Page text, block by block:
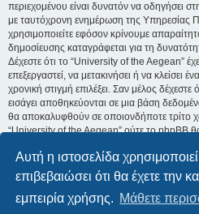
Αυτή η ιστοσελίδα
επιβεβαιώσει ότι θα έχετε την
εμπειρία χρήσης. Μάθετε
περιεχομένου είναι δυνατόν να οδηγήσει
με ταυτόχρονη ενημέρωση της Υπηρεσίας
χρησιμοποιείτε εφόσον κρίνουμε
δημοσίευσης καταγράφεται για τη
Δέχεστε ότι το “University of the Aegean”
επεξεργαστεί, να μετακινήσει ή να κλείσει
χρονική στιγμή επιλέξει. Σαν μέλος
εισάγει αποθηκεύονται σε μια βάση
θα αποκαλυφθούν σε οποιονδήποτε τρίτο
“University of the Aegean” ούτε το phpBB
οποιαδήποτε απόπειρα ηλεκτρονικής
δυνατόν να οδηγήσει σε απώλεια αυτών
Board Διαγραφή